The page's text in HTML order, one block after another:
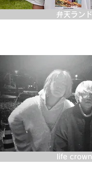
弁天ランド
life crown